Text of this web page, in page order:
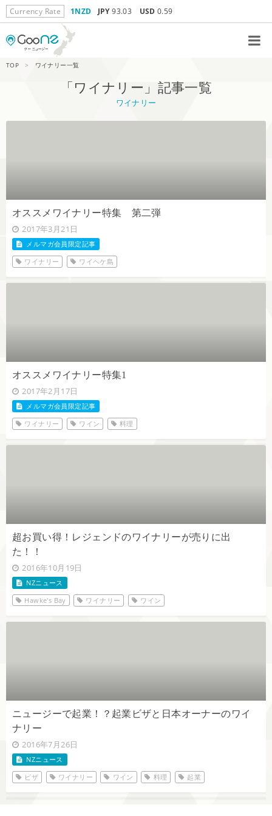
Currency Rate 1NZD JPY93.03 USD 0.59
TOP > ワイナリー一覧
「ワイナリー」記事一覧
ワイナリー
オススメワイナリー特集 第二弾
2017年3月21日
メルマガ会員限定記事
ワイナリー
ワイヘケ島
オススメワイナリー特集1
2017年2月17日
メルマガ会員限定記事
ワイナリー
ワイン 料理
超お買い得！レジェンドのワイナリーが売りに出
た！！
2016年10月19日
NZニュース
Hawke's Bay
ワイナリー ワイン
ニュージーで起業！？起業ビザと日本オーナーのワイ
ナリー
2016年7月26日
NZニュース
ビザ
ワイナリー ワイン 料理 起業